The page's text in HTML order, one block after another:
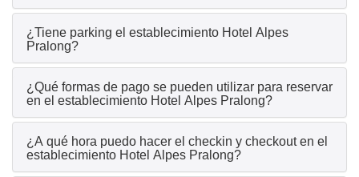
¿Tiene parking el establecimiento Hotel Alpes
Pralong?
¿Qué formas de pago se pueden utilizar para reservar
en el establecimiento Hotel Alpes Pralong?
¿A qué hora puedo hacer el checkin y checkout en el
establecimiento Hotel Alpes Pralong?